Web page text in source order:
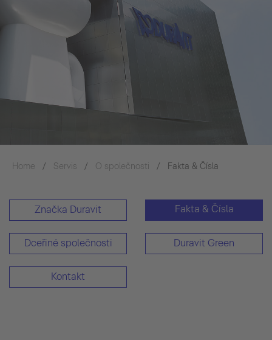
Home Servis O společnosti Fakta & Čísla
Značka Duravit Fakta & Čísla
Dceřiné společnosti Duravit Green
Kontakt